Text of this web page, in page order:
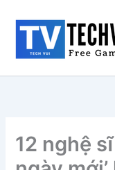
dung
12 nghệ